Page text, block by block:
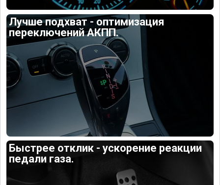
Лучше подхват - оптимизация
переключений АКПП.
Быстрее отклик - ускорение реакции
педали газа.